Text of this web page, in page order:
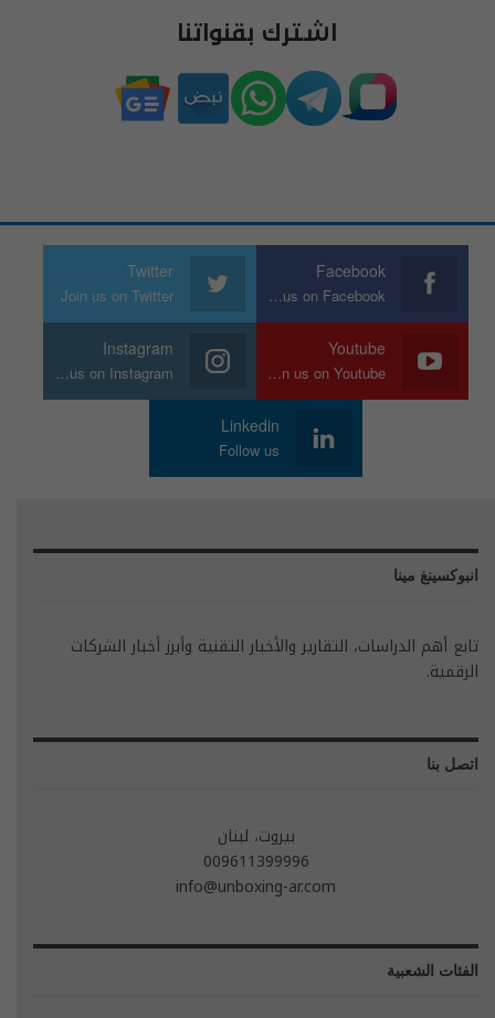
اشترك بقنواتنا
Facebook
Join us on Facebook
Twitter
Join us on Twitter
Youtube
Join us on Youtube
Instagram
Join us on Instagram
Linkedin
Follow us
انبوكسينغ مينا
تابع أهم الدراسات، التقارير والأخبار التقنية وأبرز أخبار الشركات
الرقمية.
اتصل بنا
بيروت، لبنان
009611399996
info@unboxing-ar.com
الفئات الشعبية